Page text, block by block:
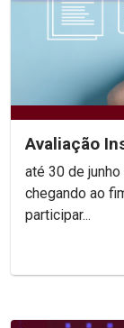
Avaliação
até 30 de junho Olá, estudante! O semestre está
chegando ao
participar...